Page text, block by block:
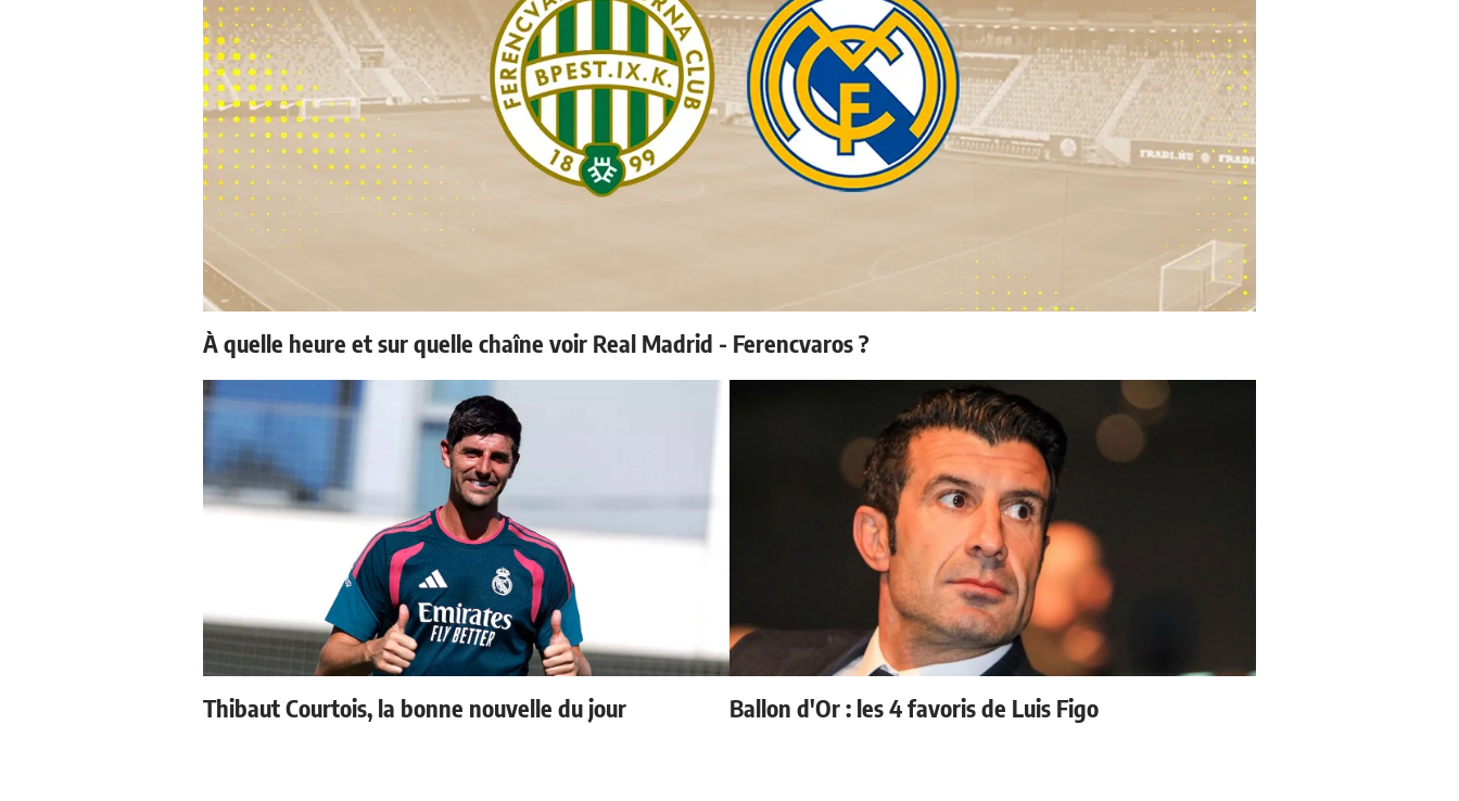
À quelle heure et sur quelle chaîne voir Real Madrid - Ferencvaros ?
Thibaut Courtois, la bonne nouvelle du jour Ballon d'Or : les 4 favoris de Luis Figo